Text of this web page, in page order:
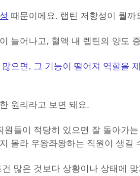
때문이에요. 랩틴 저항성이 뭘까
늘어나고, 혈액 내 렙틴의 양도
으면, 그 기능이 떨어져 역할을
원리라고 보면 돼요.
원들이 적당히 있으면 잘 돌아가
몰라 우왕좌왕하는 직원이 생길
많은 것보다 상황이나 상태에